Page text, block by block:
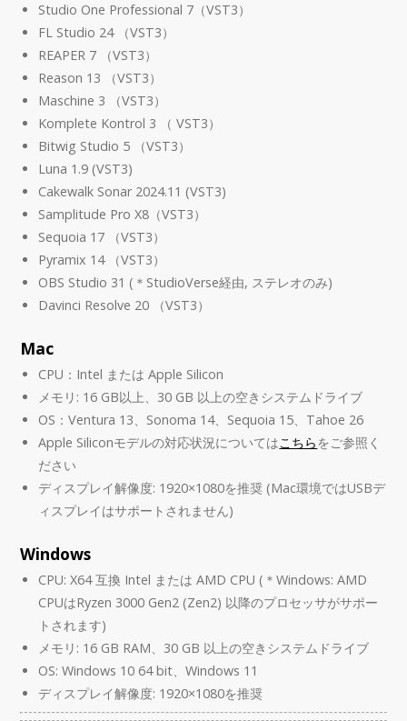
Studio One Professional 7（VST3）
FL Studio 24 （VST3）
REAPER 7 （VST3）
Reason 13 （VST3）
Maschine 3 （VST3）
Komplete Kontrol 3 （ VST3）
Bitwig Studio 5 （VST3）
Luna 1.9 (VST3)
Cakewalk Sonar 2024.11 (VST3)
Samplitude Pro X8（VST3）
Sequoia 17 （VST3）
Pyramix 14 （VST3）
OBS Studio 31 (＊StudioVerse経由, ステレオのみ)
Davinci Resolve 20 （VST3）
Mac
CPU：Intel または Apple Silicon
メモリ: 16 GB以上、30 GB 以上の空きシステムドライブ
OS：Ventura 13、Sonoma 14、Sequoia 15、Tahoe 26
Apple Siliconモデルの対応状況についてはこちらをご参照く
ださい
ディスプレイ解像度: 1920×1080を推奨 (Mac環境ではUSBデ
ィスプレイはサポートされません)
Windows
CPU: X64 互換 Intel または AMD CPU (＊Windows: AMD
CPUはRyzen 3000 Gen2 (Zen2) 以降のプロセッサがサポー
トされます)
メモリ: 16 GB RAM、30 GB 以上の空きシステムドライブ
OS: Windows 10 64 bit、Windows 11
ディスプレイ解像度: 1920×1080を推奨